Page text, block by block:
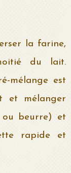
la farine,
du lait.
mélange est
et mélanger
beurre) et
rapide et